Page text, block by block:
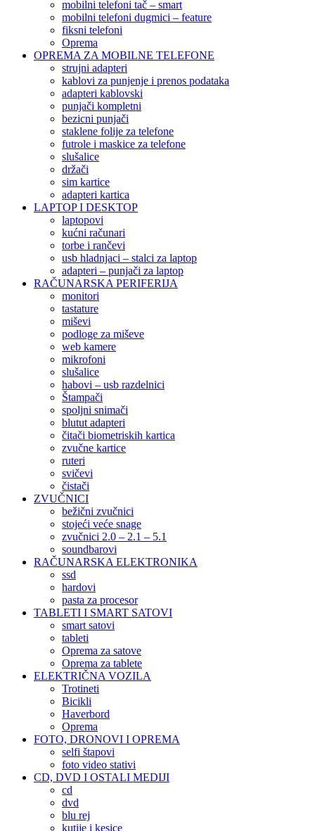
mobilni telefoni tač – smart
mobilni telefoni dugmici – feature
fiksni telefoni
Oprema
OPREMA ZA MOBILNE TELEFONE
strujni adapteri
kablovi za punjenje i prenos podataka
adapteri kablovski
punjači kompletni
bezicni punjači
staklene folije za telefone
futrole i maskice za telefone
slušalice
držači
sim kartice
adapteri kartica
LAPTOP I DESKTOP
laptopovi
kućni računari
torbe i rančevi
usb hladnjaci – stalci za laptop
adapteri – punjači za laptop
RAČUNARSKA PERIFERIJA
monitori
tastature
miševi
podloge za miševe
web kamere
mikrofoni
slušalice
habovi – usb razdelnici
Štampači
spoljni snimači
blutut adapteri
čitači biometriskih kartica
zvučne kartice
ruteri
svičevi
čistači
ZVUČNICI
bežični zvučnici
stojeći veće snage
zvučnici 2.0 – 2.1 – 5.1
soundbarovi
RAČUNARSKA ELEKTRONIKA
ssd
hardovi
pasta za procesor
TABLETI I SMART SATOVI
smart satovi
tableti
Oprema za satove
Oprema za tablete
ELEKTRIČNA VOZILA
Trotineti
Bicikli
Haverbord
Oprema
FOTO, DRONOVI I OPREMA
selfi štapovi
foto video stativi
CD, DVD I OSTALI MEDIJI
cd
dvd
blu rej
kutije i kesice